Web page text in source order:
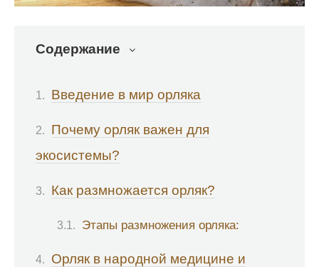
Содержание
Введение в мир орляка
Почему орляк важен для
экосистемы?
Как размножается орляк?
Этапы размножения орляка:
Орляк в народной медицине и